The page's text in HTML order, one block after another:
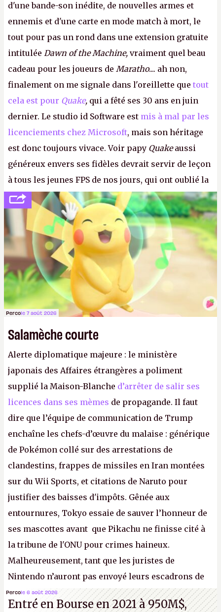
d'une bande-son inédite, de nouvelles armes et
ennemis et d'une carte en mode match à mort, le
tout pour pas un rond dans une extension gratuite
intitulée Dawn of the Machine, vraiment quel beau
cadeau pour les joueurs de Maratho.... ah non,
finalement on me signale dans l'oreillette que tout
cela est pour Quake, qui a fêté ses 30 ans en juin
dernier. Le studio id Software est mis à mal par les
licenciements chez Microsoft, mais son héritage
est donc toujours vivace. Voir papy Quakeaussi
généreux envers ses fidèles devrait servir de leçon
à tous les jeunes FPS de nos jours, qui ont oublié la
politesse et le respect envers leurs joueurs et les
anciens. Il leur faudrait une bonne guerre des
consoles à ces petits cons !
Percole 7 août 2026
Salamèche courte
Alerte diplomatique majeure : le ministère
japonais des Affaires étrangères a poliment
supplié la Maison-Blanche d’arrêter de salir ses
licences dans ses mèmes de propagande. Il faut
dire que l’équipe de communication de Trump
enchaîne les chefs-d’œuvre du malaise : générique
de Pokémon collé sur des arrestations de
clandestins, frappes de missiles en Iran montées
sur du Wii Sports, et citations de Naruto pour
justifier des baisses d'impôts. Gênée aux
entournures, Tokyo essaie de sauver l’honneur de
ses mascottes avant que Pikachu ne finisse cité à
la tribune de l'ONU pour crimes haineux.
Malheureusement, tant que les juristes de
Nintendo n’auront pas envoyé leurs escadrons de
la mort judiciaires pour distribuer du copyright
strike à tour de bras, l'Oncle Sam continuera
Percole 6 août 2026
Entré en Bourse en 2021 à 950M$,